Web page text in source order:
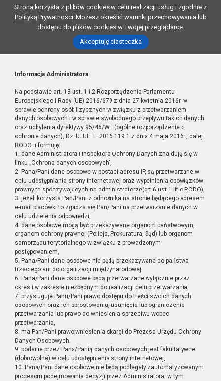
Strona korzysta z plików cookies w celu realizacji usług i zgodnie z
Polityką Prywatności. Możesz określić warunki przechowywania lub
dostępu do plików cookies w Twojej przeglądarce.
Akceptuję ciasteczka
Informacja Administratora
Na podstawie art. 13 ust. 1 i 2 Rozporządzenia Parlamentu
Europejskiego i Rady (UE) 2016/679 z dnia 27 kwietnia 2016r. w
sprawie ochrony osób fizycznych w związku z przetwarzaniem
danych osobowych i w sprawie swobodnego przepływu takich danych
oraz uchylenia dyrektywy 95/46/WE (ogólne rozporządzenie o
ochronie danych), Dz. U. UE. L. 2016.119.1 z dnia 4 maja 2016r., dalej
RODO informuję:
1. dane Administratora i Inspektora Ochrony Danych znajdują się w
linku „Ochrona danych osobowych”,
2. Pana/Pani dane osobowe w postaci adresu IP, są przetwarzane w
celu udostępniania strony internetowej oraz wypełnienia obowiązków
prawnych spoczywających na administratorze(art.6 ust.1 lit.c RODO),
3. jeżeli korzysta Pan/Pani z odnośnika na stronie będącego adresem
e-mail placówki to zgadza się Pan/Pani na przetwarzanie danych w
celu udzielenia odpowiedzi,
4. dane osobowe mogą być przekazywane organom państwowym,
organom ochrony prawnej (Policja, Prokuratura, Sąd) lub organom
samorządu terytorialnego w związku z prowadzonym
postępowaniem,
5. Pana/Pani dane osobowe nie będą przekazywane do państwa
trzeciego ani do organizacji międzynarodowej,
6. Pana/Pani dane osobowe będą przetwarzane wyłącznie przez
okres i w zakresie niezbędnym do realizacji celu przetwarzania,
7. przysługuje Panu/Pani prawo dostępu do treści swoich danych
osobowych oraz ich sprostowania, usunięcia lub ograniczenia
przetwarzania lub prawo do wniesienia sprzeciwu wobec
przetwarzania,
8. ma Pan/Pani prawo wniesienia skargi do Prezesa Urzędu Ochrony
Danych Osobowych,
9. podanie przez Pana/Panią danych osobowych jest fakultatywne
(dobrowolne) w celu udostępnienia strony internetowej,
10. Pana/Pani dane osobowe nie będą podlegały zautomatyzowanym
procesom podejmowania decyzji przez Administratora, w tym